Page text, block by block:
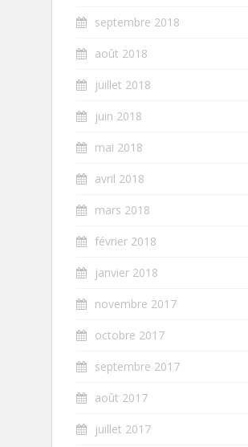
septembre 2018
août 2018
juillet 2018
juin 2018
mai 2018
avril 2018
mars 2018
février 2018
janvier 2018
novembre 2017
octobre 2017
septembre 2017
août 2017
juillet 2017